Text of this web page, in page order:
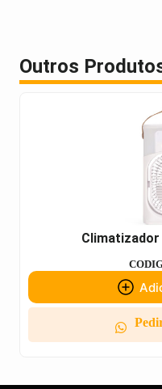
Outros
Climatizador